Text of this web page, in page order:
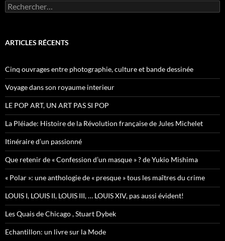
R
e
e
h
e
r
:
ARTICLES RÉCENTS
Cinq ouvrages entre photographie, culture et bande dessinée
Voyage dans son royaume interieur
LE POP ART, UN ART PAS SI POP
La Pléiade: Histoire de la Révolution française de Jules Michelet
Itinéraire d’un passionné
Que retenir de « Confession d’un masque » ? de Yukio Mishima
« Polar »: une anthologie de « presque » tous les maîtres du crime
LOUIS I, LOUIS II, LOUIS III, … LOUIS XIV, pas aussi évident!
Les Quais de Chicago , Stuart Dybek
Echantillon: un livre sur la Mode